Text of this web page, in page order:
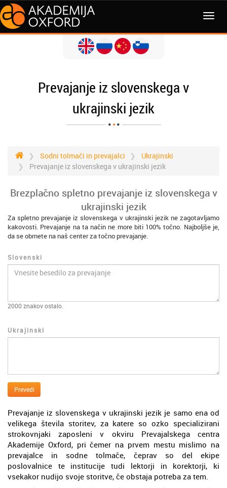
MENI
Prevajanje iz slovenskega v
ukrajinski jezik
Sodni tolmači in prevajalci
Ukrajinski
Prevajanje iz slovenskega v ukrajinski jezik
Brezplačno spletno prevajanje iz slovenskega v
ukrajinski jezik
Za spletno prevajanje iz slovenskega v ukrajinski jezik ne zagotavljamo
kakovosti. Prevajanje na ta način ne more biti 100% točno. Najboljše je,
da se obrnete na naš center za točno prevajanje.
Slovenski
2000 znakov ostalo.
Ukrajinski
Prevedi
Prevajanje iz slovenskega v ukrajinski jezik je samo ena od
velikega števila storitev, za katere so ozko specializirani
strokovnjaki zaposleni v okviru Prevajalskega centra
Akademije Oxford, pri čemer na prvem mestu mislimo na
prevajalce in sodne tolmače, čeprav so del ekipe
poslovalnice te institucije tudi lektorji in korektorji, ki
vsekakor nudijo svoje storitve, če obstaja potreba za tem.